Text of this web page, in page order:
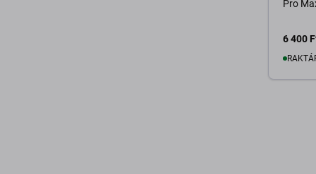
Pro
6 400